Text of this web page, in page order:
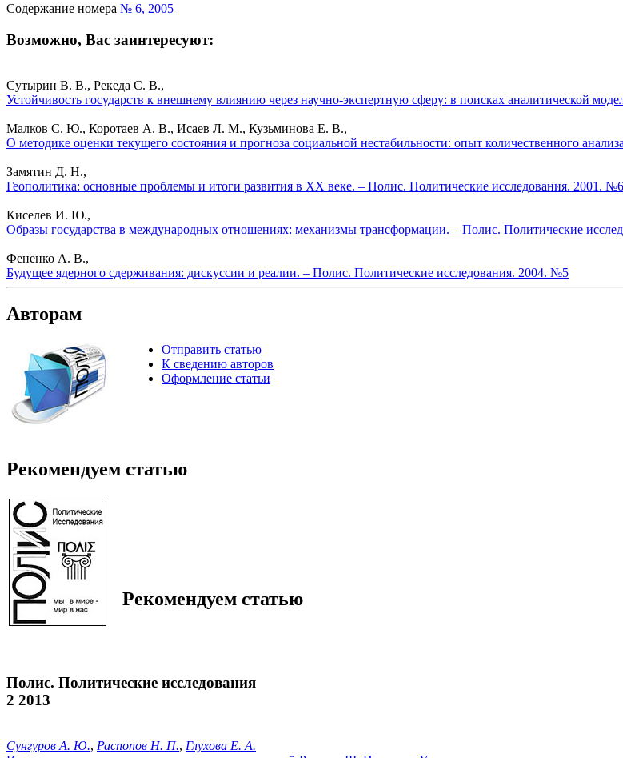
Содержание номера № 6, 2005
Возможно, Вас заинтересуют:
Сутырин В. В., Рекеда С. В.,
Устойчивость государств к внешнему влиянию через научно-экспертную сферу: в поисках аналитической
Малков С. Ю., Коротаев А. В., Исаев Л. М., Кузьминова Е. В.,
О методике оценки текущего состояния и прогноза социальной нестабильности: опыт количественного
Замятин Д. Н.,
Геополитика: основные проблемы и итоги развития в ХХ веке. – Полис. Политические исследования. 2001. №6
Киселев И. Ю.,
Образы государства в международных отношениях: механизмы трансформации. – Полис. Политические
Фененко А. В.,
Будущее ядерного сдерживания: дискуссии и реалии. – Полис. Политические исследования. 2004. №5
Авторам
Отправить статью
К сведению авторов
Оформление статьи
Рекомендуем статью
Рекомендуем статью
Полис. Политические исследования
2 2013
Сунгуров А. Ю., Распопов Н. П., Глухова Е. А.